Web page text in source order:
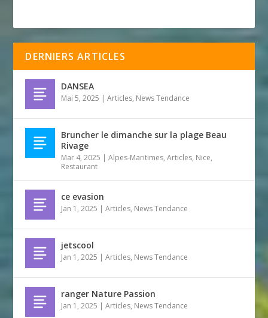
DERNIERS ARTICLES
DANSEA
Mai 5, 2025 |Articles, News Tendance
Bruncher le dimanche sur la plage Beau
Rivage
Mar 4, 2025 |Alpes-Maritimes,Articles, Nice,
Restaurant
ce evasion
Jan 1, 2025 |Articles, News Tendance
jetscool
Jan 1, 2025 |Articles, News Tendance
ranger Nature Passion
Jan 1, 2025 |Articles, News Tendance